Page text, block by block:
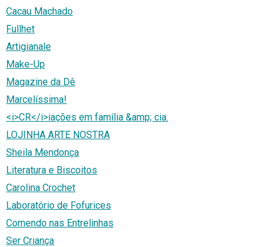
Cacau Machado
Fullhet
Artigianale
Make-Up
Magazine da Dê
Marcelíssima!
<i>CR</i>iações em família &amp; cia.
LOJINHA ARTE NOSTRA
Sheila Mendonça
Literatura e Biscoitos
Carolina Crochet
Laboratório de Fofurices
Comendo nas Entrelinhas
Ser Criança